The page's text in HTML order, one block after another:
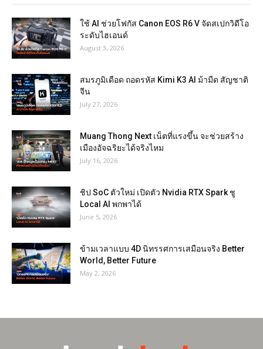
ใช้ AI ช่วยโฟกัส Canon EOS R6 V จัดสเปกวิดีโอ
ระดับไฮเอนด์
August 3, 2026
สมรภูมิเดือด ถอดรหัส Kimi K3 AI ม้ามืด สัญชาติ
จีน
July 27, 2026
Muang Thong Next เน็ตที่แรงขึ้น จะช่วยสร้าง
เมืองอัจฉริยะได้จริงไหม
July 16, 2026
ชิป SoC ตัวใหม่ เปิดตัว Nvidia RTX Spark ชู
Local AI พกพาได้
June 5, 2026
ข้ามเวลาแบบ 4D นิทรรศการเสมือนจริง Better
World, Better Future
May 2, 2026